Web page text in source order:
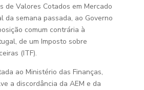
de Valores Cotados em Mercado
da semana passada, ao Governo
comum contrária à
de um Imposto sobre
(ITF).
ao Ministério das Finanças,
a discordância da AEM e da